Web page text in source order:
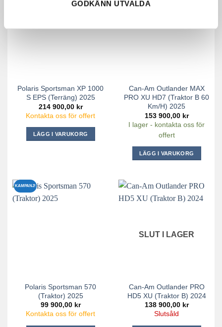
GODKÄNN UTVALDA
Polaris Sportsman XP 1000
S EPS (Terräng) 2025
214 900,00 kr
Kontakta oss för offert
LÄGG I VARUKORG
Can-Am Outlander MAX
PRO XU HD7 (Traktor B 60
Km/h) 2025
153 900,00 kr
I lager - kontakta oss för
offert
LÄGG I VARUKORG
KAMPANJ!
Polaris Sportsman 570
(Traktor) 2025
99 900,00 kr
Kontakta oss för offert
SLUT I LAGER
Can-Am Outlander PRO
HD5 XU (Traktor B) 2024
138 900,00 kr
Slutsåld